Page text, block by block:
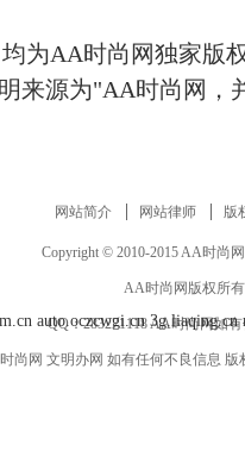
为AA时尚网独家版
来源为"AA时尚网，
网站简介 网站律师 版
Copyright © 2010-2015 AA时尚网
AA时尚网版权所
QQ：283271118AA时尚网如有
尚网 文明办网 如有任何不良信息 版
auto.oczcwgi.cn 3g.liaqing.cn